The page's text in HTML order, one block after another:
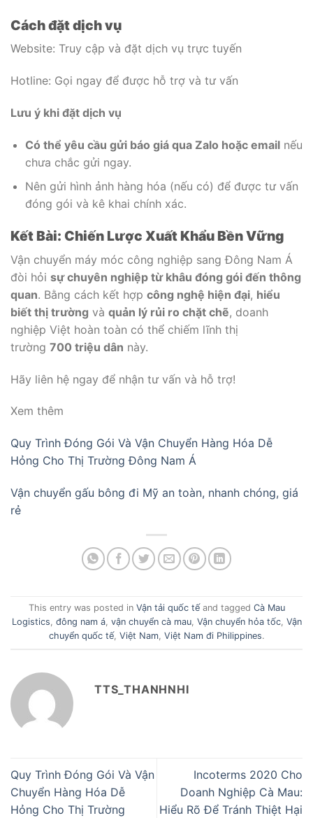
Cách đặt dịch vụ
Website: Truy cập và đặt dịch vụ trực tuyến
Hotline: Gọi ngay để được hỗ trợ và tư vấn
Lưu ý khi đặt dịch vụ
Có thể yêu cầu gửi báo giá qua Zalo hoặc emailnếu
chưa chắc gửi ngay.
Nên gửi hình ảnh hàng hóa (nếu có) để được tư vấn
đóng gói và kê khai chính xác.
Kết Bài: Chiến Lược Xuất Khẩu Bền Vững
Vận chuyển máy móc công nghiệp sang Đông Nam Á
đòi hỏi sự chuyên nghiệp từ khâu đóng gói đến thông
quan. Bằng cách kết hợp công nghệ hiện đại, hiểu
biết thị trường và quản lý rủi ro chặt chẽ, doanh
nghiệp Việt hoàn toàn có thể chiếm lĩnh thị
trường 700 triệu dân này.
Hãy liên hệ ngay để nhận tư vấn và hỗ trợ!
Xem thêm
Quy Trình Đóng Gói Và Vận Chuyển Hàng Hóa Dễ
Hỏng Cho Thị Trường Đông Nam Á
Vận chuyển gấu bông đi Mỹ an toàn, nhanh chóng, giá
rẻ
This entry was posted in Vận tải quốc tếand tagged Cà Mau
Logistics, đông nam á, vận chuyển cà mau, Vận chuyển hỏa tốc, Vận
chuyển quốc tế, Việt Nam, Việt Nam đi Philippines.
TTS_THANHNHI
Quy Trình Đóng Gói Và Vận
Chuyển Hàng Hóa Dễ
Hỏng Cho Thị Trường
Incoterms 2020 Cho
Doanh Nghiệp Cà Mau:
Hiểu Rõ Để Tránh Thiệt Hại